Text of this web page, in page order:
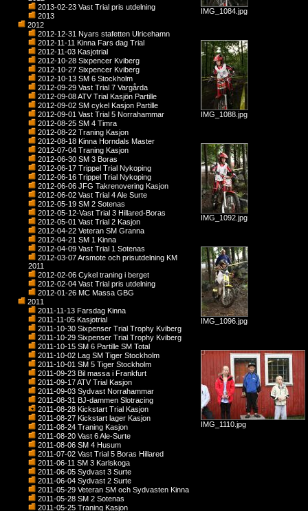
2013-02-23 Vast Trial pris utdelning
2013
2012
2012-12-31 Nyars stafetten Ulricehamn
2012-11-11 Kinna Fars dag Trial
2012-11-03 Kasjotrial
2012-10-28 Sixpencer Kviberg
2012-10-27 Sixpencer Kviberg
2012-10-13 SM 6 Stockholm
2012-09-29 Vast Trial 7 Vargårda
2012-09-08 ATV Trial Kasjön Partille
2012-09-02 SM cykel Kasjon Partille
2012-09-01 Vast Trial 5 Norrahammar
2012-08-25 SM 4 Timra
2012-08-22 Traning Kasjon
2012-08-18 Kinna Horndals Master
2012-07-04 Traning Kasjon
2012-06-30 SM 3 Boras
2012-06-17 Trippel Trial Nykoping
2012-06-16 Trippel Trial Nykoping
2012-06-06 JFG Takrenovering Kasjon
2012-06-02 Vast Trial 4 Ale Surte
2012-05-19 SM 2 Sotenas
2012-05-12-Vast Trial 3 Hillared-Boras
2012-05-01 Vast Trial 2 Kasjon
2012-04-22 Veteran SM Granna
2012-04-21 SM 1 Kinna
2012-04-09 Vast Trial 1 Sotenas
2012-03-07 Arsmote och prisutdelning KM
2011
2012-02-06 Cykel traning i berget
2012-02-04 Vast Trial pris utdelning
2012-01-26 MC Massa GBG
2011
2011-11-13 Farsdag Kinna
2011-11-05 Kasjotrial
2011-10-30 Sixpenser Trial Trophy Kviberg
2011-10-29 Sixpenser Trial Trophy Kviberg
2011-10-15 SM 6 Partille SM Total
2011-10-02 Lag SM Tiger Stockholm
2011-10-01 SM 5 Tiger Stockholm
2011-09-23 Bil massa i Frankfurt
2011-09-17 ATV Trial Kasjon
2011-09-03 Sydvast Norrahammar
2011-08-31 BJ-dammen Slotracing
2011-08-28 Kickstart Trial Kasjon
2011-08-27 Kickstart lager Kasjon
2011-08-24 Traning Kasjon
2011-08-20 Vast 6 Ale-Surte
2011-08-06 SM 4 Husum
2011-07-02 Vast Trial 5 Boras Hillared
2011-06-11 SM 3 Karlskoga
2011-06-05 Sydvast 3 Surte
2011-06-04 Sydvast 2 Surte
2011-05-29 Veteran SM och Sydvasten Kinna
2011-05-28 SM 2 Sotenas
2011-05-25 Traning Kasjon
IMG_1084.jpg
IMG_1088.jpg
IMG_1092.jpg
IMG_1096.jpg
IMG_1110.jpg